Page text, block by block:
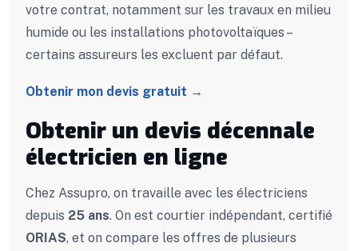
votre contrat, notamment sur les travaux en milieu
humide ou les installations photovoltaïques –
certains assureurs les excluent par défaut.
Obtenir mon devis gratuit →
Obtenir un devis décennale
électricien en ligne
Chez Assupro, on travaille avec les électriciens
depuis 25 ans. On est courtier indépendant, certifié
ORIAS, et on compare les offres de plusieurs